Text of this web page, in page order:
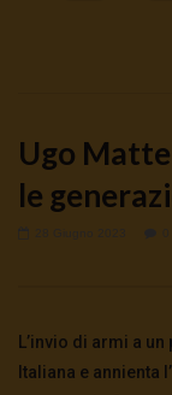
5 Agosto 2026 - LUD:4
0
149 0
Ugo
le
L’invio di armi a
Italiana e annienta